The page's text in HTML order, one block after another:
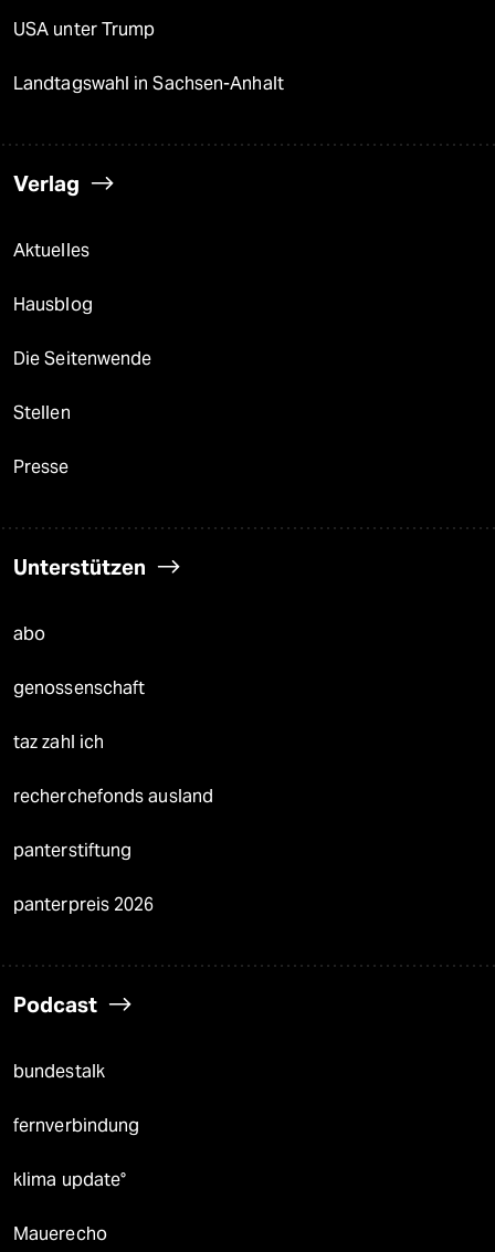
USA unter Trump
Landtagswahl in Sachsen-Anhalt
Verlag
Aktuelles
Hausblog
Die Seitenwende
Stellen
Presse
Unterstützen
abo
genossenschaft
taz zahl ich
recherchefonds ausland
panterstiftung
panterpreis 2026
Podcast
bundestalk
fernverbindung
klima update°
Mauerecho